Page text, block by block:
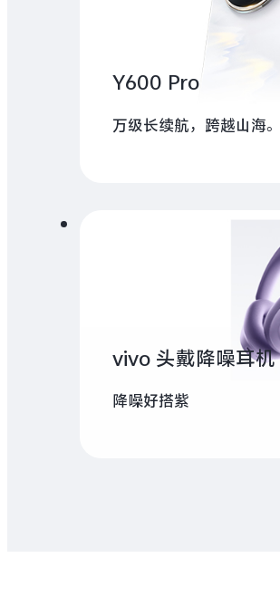
Y600 Pro
万级长续航，跨越山海。
vivo 头戴降噪耳机
降噪好搭紫